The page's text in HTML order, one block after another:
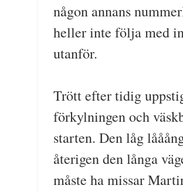
någon annans
heller inte följa med
utanför.
Trött efter tidig
förkylningen och
starten. Den låg
återigen den långa
måste ha missar